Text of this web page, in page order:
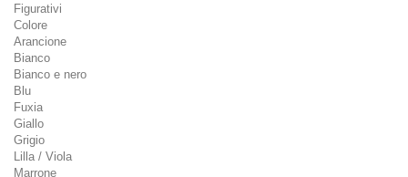
Figurativi
Colore
Arancione
Bianco
Bianco e nero
Blu
Fuxia
Giallo
Grigio
Lilla / Viola
Marrone